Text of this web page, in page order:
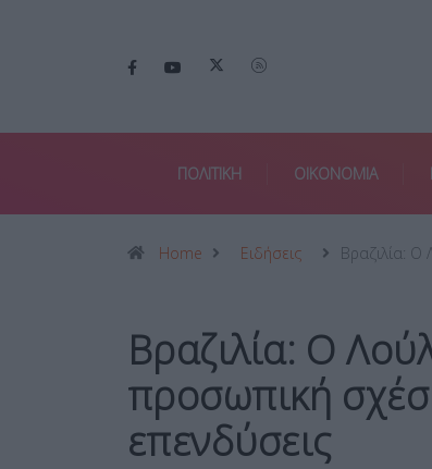
ΠΟΛΙΤΙΚΗ ΟΙΚΟΝΟΜΙΑ
Home Ειδήσεις Βραζιλία: Ο
Βραζιλία: Ο
προσωπική
επενδύσεις